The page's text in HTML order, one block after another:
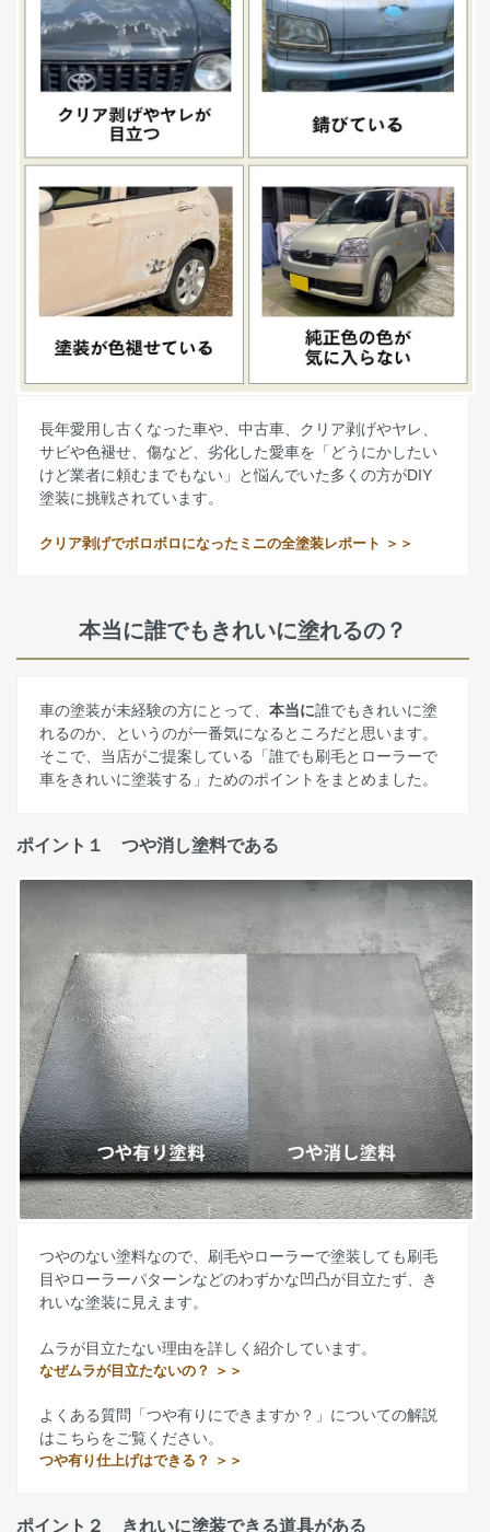
長年愛用し古くなった車や、中古車、クリア剥げやヤレ、
サビや色褪せ、傷など、劣化した愛車を「どうにかしたい
けど業者に頼むまでもない」と悩んでいた多くの方がDIY
塗装に挑戦されています。
クリア剥げでボロボロになったミニの全塗装レポート ＞＞
本当に誰でもきれいに塗れるの？
車の塗装が未経験の方にとって、 本当に誰でもきれいに塗
れるのか、というのが一番気になるところだと思います。
そこで、当店がご提案している「誰でも刷毛とローラーで
車をきれいに塗装する」ためのポイントをまとめました。
ポイント１ つや消し塗料である
つやのない塗料なので、刷毛やローラーで塗装しても刷毛
目やローラーパターンなどのわずかな凹凸が目立たず、き
れいな塗装に見えます。
ムラが目立たない理由を詳しく紹介しています。
なぜムラが目立たないの？ ＞＞
よくある質問「つや有りにできますか？」についての解説
はこちらをご覧ください。
つや有り仕上げはできる？ ＞＞
ポイント２ きれいに塗装できる道具がある